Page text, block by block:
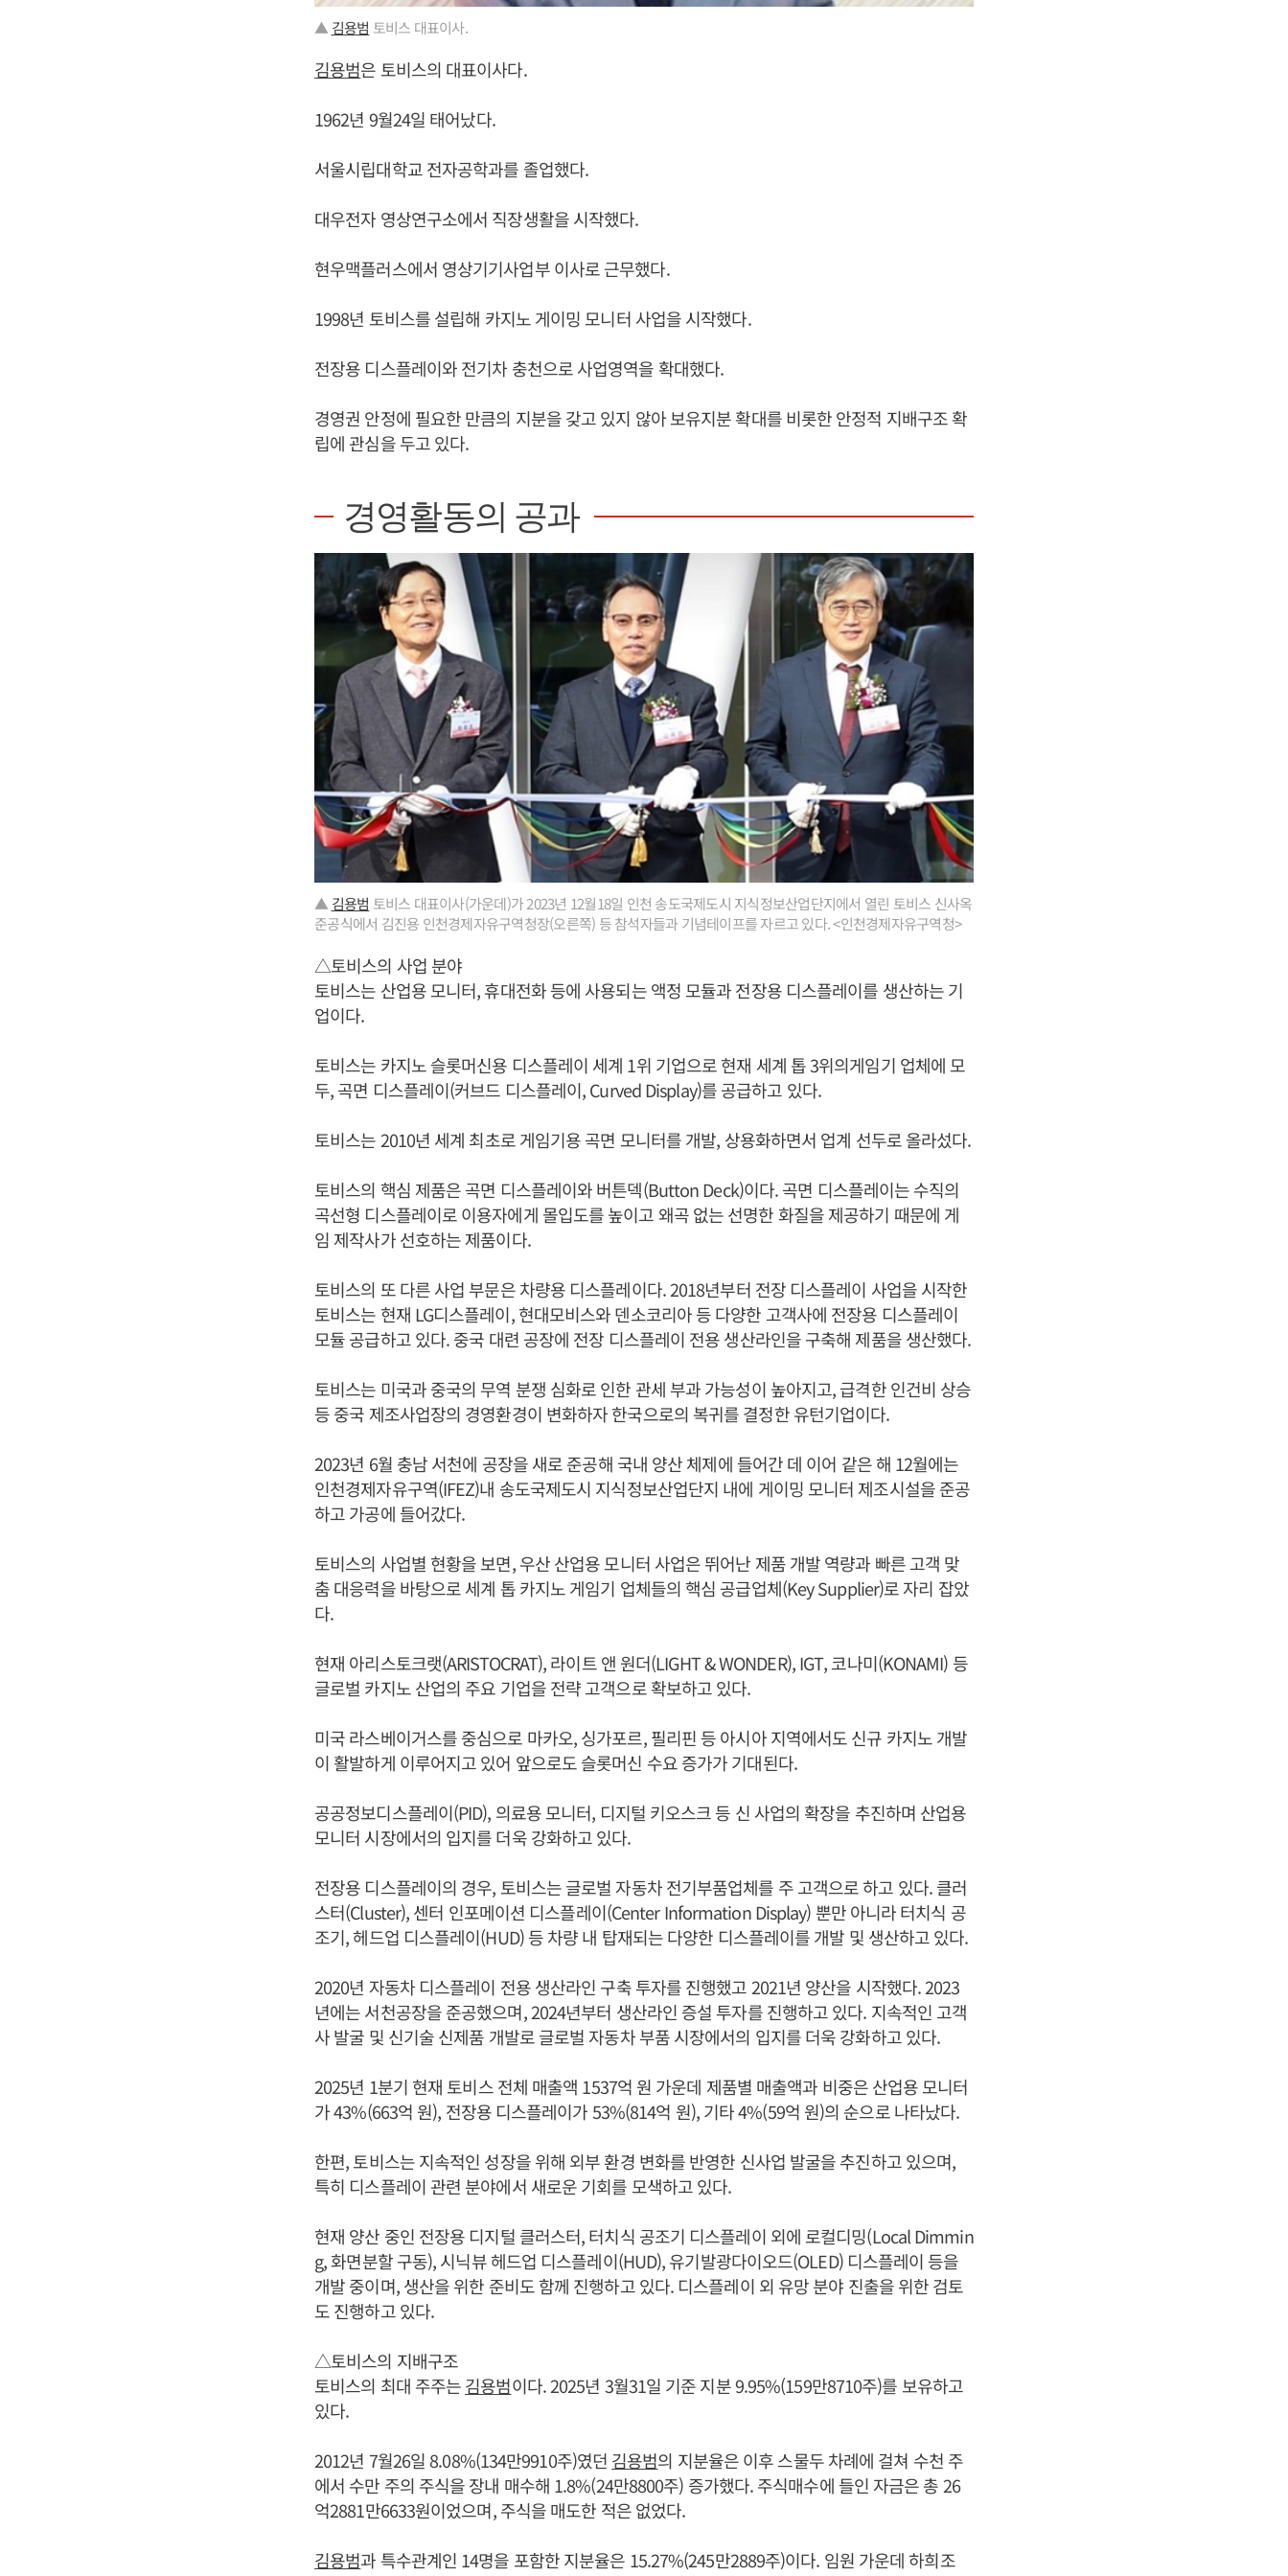
▲ 김용범 토비스 대표이사.
김용범은 토비스의 대표이사다.
1962년 9월24일 태어났다.
서울시립대학교 전자공학과를 졸업했다.
대우전자 영상연구소에서 직장생활을 시작했다.
현우맥플러스에서 영상기기사업부 이사로 근무했다.
1998년 토비스를 설립해 카지노 게이밍 모니터 사업을 시작했다.
전장용 디스플레이와 전기차 충천으로 사업영역을 확대했다.
경영권 안정에 필요한 만큼의 지분을 갖고 있지 않아 보유지분 확대를 비롯한 안정적 지배구조 확
립에 관심을 두고 있다.
경영활동의 공과
▲ 김용범 토비스 대표이사(가운데)가 2023년 12월18일 인천 송도국제도시 지식정보산업단지에서 열린 토비스 신사옥
준공식에서 김진용 인천경제자유구역청장(오른쪽) 등 참석자들과 기념테이프를 자르고 있다. <인천경제자유구역청>
△토비스의 사업 분야
토비스는 산업용 모니터, 휴대전화 등에 사용되는 액정 모듈과 전장용 디스플레이를 생산하는 기
업이다.
토비스는 카지노 슬롯머신용 디스플레이 세계 1위 기업으로 현재 세계 톱 3위의게임기 업체에 모
두, 곡면 디스플레이(커브드 디스플레이, Curved Display)를 공급하고 있다.
토비스는 2010년 세계 최초로 게임기용 곡면 모니터를 개발, 상용화하면서 업계 선두로 올라섰다.
토비스의 핵심 제품은 곡면 디스플레이와 버튼덱(Button Deck)이다. 곡면 디스플레이는 수직의
곡선형 디스플레이로 이용자에게 몰입도를 높이고 왜곡 없는 선명한 화질을 제공하기 때문에 게
임 제작사가 선호하는 제품이다.
토비스의 또 다른 사업 부문은 차량용 디스플레이다. 2018년부터 전장 디스플레이 사업을 시작한
토비스는 현재 LG디스플레이, 현대모비스와 덴소코리아 등 다양한 고객사에 전장용 디스플레이
모듈 공급하고 있다. 중국 대련 공장에 전장 디스플레이 전용 생산라인을 구축해 제품을 생산했다.
토비스는 미국과 중국의 무역 분쟁 심화로 인한 관세 부과 가능성이 높아지고, 급격한 인건비 상승
등 중국 제조사업장의 경영환경이 변화하자 한국으로의 복귀를 결정한 유턴기업이다.
2023년 6월 충남 서천에 공장을 새로 준공해 국내 양산 체제에 들어간 데 이어 같은 해 12월에는
인천경제자유구역(IFEZ)내 송도국제도시 지식정보산업단지 내에 게이밍 모니터 제조시설을 준공
하고 가공에 들어갔다.
토비스의 사업별 현황을 보면, 우산 산업용 모니터 사업은 뛰어난 제품 개발 역량과 빠른 고객 맞
춤 대응력을 바탕으로 세계 톱 카지노 게임기 업체들의 핵심 공급업체(Key Supplier)로 자리 잡았
다.
현재 아리스토크랫(ARISTOCRAT), 라이트 앤 원더(LIGHT & WONDER), IGT, 코나미(KONAMI) 등
글로벌 카지노 산업의 주요 기업을 전략 고객으로 확보하고 있다.
미국 라스베이거스를 중심으로 마카오, 싱가포르, 필리핀 등 아시아 지역에서도 신규 카지노 개발
이 활발하게 이루어지고 있어 앞으로도 슬롯머신 수요 증가가 기대된다.
공공정보디스플레이(PID), 의료용 모니터, 디지털 키오스크 등 신 사업의 확장을 추진하며 산업용
모니터 시장에서의 입지를 더욱 강화하고 있다.
전장용 디스플레이의 경우, 토비스는 글로벌 자동차 전기부품업체를 주 고객으로 하고 있다. 클러
스터(Cluster), 센터 인포메이션 디스플레이(Center Information Display) 뿐만 아니라 터치식 공
조기, 헤드업 디스플레이(HUD) 등 차량 내 탑재되는 다양한 디스플레이를 개발 및 생산하고 있다.
2020년 자동차 디스플레이 전용 생산라인 구축 투자를 진행했고 2021년 양산을 시작했다. 2023
년에는 서천공장을 준공했으며, 2024년부터 생산라인 증설 투자를 진행하고 있다. 지속적인 고객
사 발굴 및 신기술 신제품 개발로 글로벌 자동차 부품 시장에서의 입지를 더욱 강화하고 있다.
2025년 1분기 현재 토비스 전체 매출액 1537억 원 가운데 제품별 매출액과 비중은 산업용 모니터
가 43%(663억 원), 전장용 디스플레이가 53%(814억 원), 기타 4%(59억 원)의 순으로 나타났다.
한편, 토비스는 지속적인 성장을 위해 외부 환경 변화를 반영한 신사업 발굴을 추진하고 있으며,
특히 디스플레이 관련 분야에서 새로운 기회를 모색하고 있다.
현재 양산 중인 전장용 디지털 클러스터, 터치식 공조기 디스플레이 외에 로컬디밍(Local Dimmin
g, 화면분할 구동), 시닉뷰 헤드업 디스플레이(HUD), 유기발광다이오드(OLED) 디스플레이 등을
개발 중이며, 생산을 위한 준비도 함께 진행하고 있다. 디스플레이 외 유망 분야 진출을 위한 검토
도 진행하고 있다.
△토비스의 지배구조
토비스의 최대 주주는김용범이다. 2025년 3월31일 기준 지분 9.95%(159만8710주)를 보유하고
있다.
2012년 7월26일 8.08%(134만9910주)였던 김용범의 지분율은 이후 스물두 차례에 걸쳐 수천 주
에서 수만 주의 주식을 장내 매수해 1.8%(24만8800주) 증가했다. 주식매수에 들인 자금은 총 26
억2881만6633원이었으며, 주식을 매도한 적은 없었다.
김용범과 특수관계인 14명을 포함한 지분율은 15.27%(245만2889주)이다. 임원 가운데 하희조